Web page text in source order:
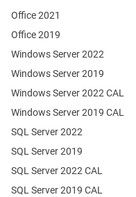
Office 2021
Office 2019
Windows Server 2022
Windows Server 2019
SQL Server 2022
SQL Server 2019
Windows Server 2022 CAL
Windows Server 2019 CAL
SQL Server 2022 CAL
SQL Server 2019 CAL